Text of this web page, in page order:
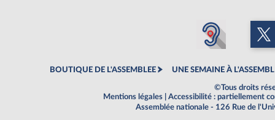
BOUTIQUE DE L'ASSEMBLEE UNE SEMAINE À
©Tous droits
Mentions légales
Accessibilité : partiellement
Assemblée nationale - 126 Rue de